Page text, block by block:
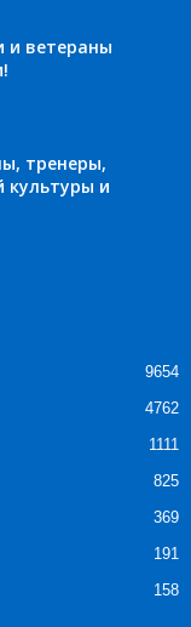
и ветераны
тренеры,
культуры и
9654
4762
1111
825
369
191
158